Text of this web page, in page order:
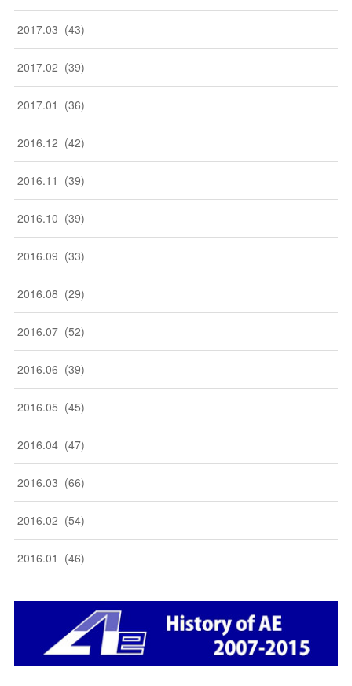
2017.03 (43)
2017.02 (39)
2017.01 (36)
2016.12 (42)
2016.11 (39)
2016.10 (39)
2016.09 (33)
2016.08 (29)
2016.07 (52)
2016.06 (39)
2016.05 (45)
2016.04 (47)
2016.03 (66)
2016.02 (54)
2016.01 (46)